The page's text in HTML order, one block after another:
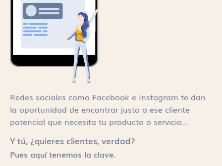
Redes sociales como Facebook e Instagram te dan
la oportunidad de encontrar justo a ese cliente
potencial que necesita tu producto o servicio…
Y tú, ¿quieres clientes, verdad?
Pues aquí tenemos la clave.